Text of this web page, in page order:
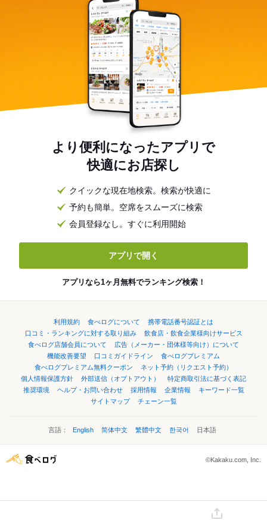
より便利になったアプリで
快適にお店探し
クイックな現在地検索。検索が快適に
予約も簡単。空席をスムーズに検索
会員登録なし。すぐに利用開始
アプリで開く
アプリなら1ヶ月無料でランキング検索！
利用規約 食べログについて
携帯電話番号認証とは
口コミ・ランキングに対する取り組み
飲食店・飲食企業様向けサービス
食べログ店舗会員について
広告（メーカー・団体様等向け）について
機能改善要望
口コミガイドライン
食べログプレミアム
食べログプレミアム無料クーポン
ネット予約（リクエスト予約）
個人情報保護方針
外部送信（オプトアウト）
特定商取引法に基づく表記
推奨環境
ヘルプ・お問い合わせ 採用情報 企業情報
キーワード一覧
サイトマップ
チェーン一覧
言語： English 简体中文 繁體中文 한국어 日本語
©Kakaku.com, Inc.